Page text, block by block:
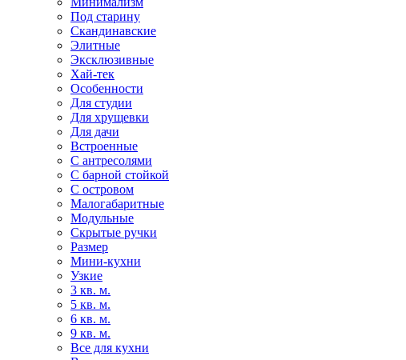
Под старину
Скандинавские
Элитные
Эксклюзивные
Хай-тек
Особенности
Для студии
Для хрущевки
Для дачи
Встроенные
С антресолями
С барной стойкой
С островом
Малогабаритные
Модульные
Скрытые ручки
Размер
Мини-кухни
Узкие
3 кв. м.
5 кв. м.
6 кв. м.
9 кв. м.
Все для кухни